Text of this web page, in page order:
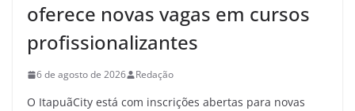
oferece novas vagas em cursos
profissionalizantes
6 de agosto de 2026 Redação
O ItapuãCity está com inscrições abertas para novas